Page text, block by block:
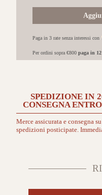
Paga in 3 rate senza interessi con
Per ordini sopra €800 paga in 12
SPEDIZIONE IN
CONSEGNA ENTRO
Merce assicurata e consegna
spedizioni posticipate.